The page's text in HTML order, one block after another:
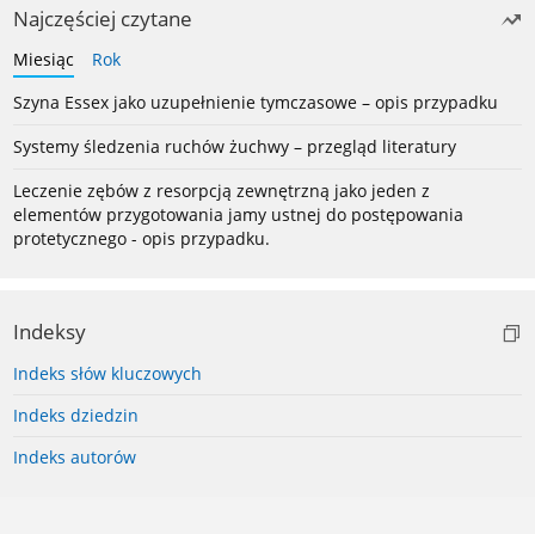
Najczęściej czytane
Miesiąc
Rok
Szyna Essex jako uzupełnienie tymczasowe – opis przypadku
Systemy śledzenia ruchów żuchwy – przegląd literatury
Leczenie zębów z resorpcją zewnętrzną jako jeden z
elementów przygotowania jamy ustnej do postępowania
protetycznego - opis przypadku.
Indeksy
Indeks słów kluczowych
Indeks dziedzin
Indeks autorów